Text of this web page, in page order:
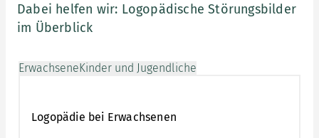
Dabei helfen wir: Logopädische Störungsbilder
im Überblick
ErwachseneKinder und Jugendliche
Logopädie bei Erwachsenen